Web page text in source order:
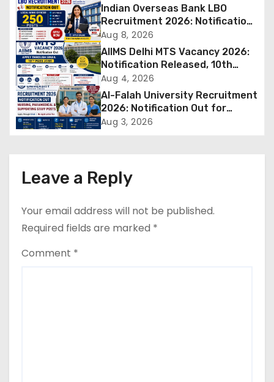
a
v
i
g
a
n
Indian Overseas Bank LBO
Recruitment 2026: Notification
Out for 250 Posts, Apply Online
Aug 8, 2026
AIIMS Delhi MTS Vacancy 2026:
Notification Released, 10th
Pass Candidates Can Apply
Through Email
Aug 4, 2026
Al-Falah University Recruitment
2026: Notification Out for
Nursing, Paramedical &
Aug 3, 2026
Leave a Reply
Your email address will not be published.
Required fields are marked *
Comment *